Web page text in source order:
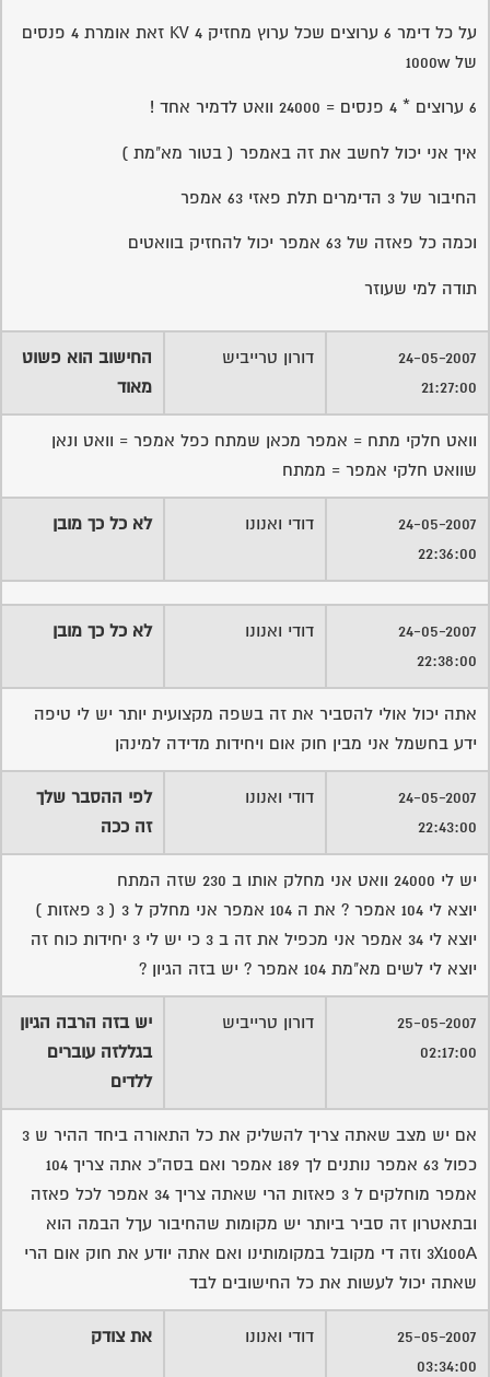
על כל דימר 6 ערוצים שכל ערוץ מחזיק 4 KV זאת אומרת 4 פנסים
של 1000w
איך אני יכול לחשב את זה באמפר ( בטור מא"מת )
החיבור של 3 הדימרים תלת פאזי 63 אמפר
וכמה כל פאזה של 63 אמפר יכול להחזיק בוואטים
תודה למי שעוזר
24-05-2007
21:27:00
דורון טרייביש
החישוב הוא פשוט
מאוד
וואט חלקי מתח = אמפר מכאן שמתח כפל אמפר = וואט ונאן
שוואט חלקי אמפר = ממתח
24-05-2007
22:36:00
דודי ואנונו לא כל כך מובן
24-05-2007
22:38:00
דודי ואנונו לא כל כך מובן
אתה יכול אולי להסביר את זה בשפה מקצועית יותר יש לי טיפה
ידע בחשמל אני מבין חוק אום ויחידות מדידה למינהן
24-05-2007
22:43:00
דודי ואנונו
לפי ההסבר שלך
זה ככה
יש לי 24000 וואט אני מחלק אותו ב 230 שזה המתח
יוצא לי 104 אמפר ? את ה 104 אמפר אני מחלק ל 3 ( 3 פאזות )
יוצא לי 34 אמפר אני מכפיל את זה ב 3 כי יש לי 3 יחידות כוח זה
יוצא לי לשים מא"מת 104 אמפר ? יש בזה הגיון ?
25-05-2007
02:17:00
דורון טרייביש
יש בזה הרבה הגיון
בגללזה עוברים
ללדים
אם יש מצב שאתה צריך להשליק את כל התאורה ביחד ההיר ש 3
כפול 63 אמפר נותנים לך 189 אמפר ואם בסה"כ אתה צריך 104
אמפר מוחלקים ל 3 פאזות הרי שאתה צריך 34 אמפר לכל פאזה
ובתאטרון זה סביר ביותר יש מקומות שהחיבור עךל הבמה הוא
3X100A וזה די מקובל במקומותינו ואם אתה יודע את חוק אום הרי
שאתה יכול לעשות את כל החישובים לבד
25-05-2007
03:34:00
דודי ואנונו את צודק